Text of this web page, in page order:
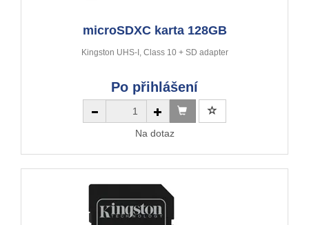
microSDXC karta 128GB
Kingston UHS-I, Class 10 + SD adapter
Po přihlášení
Na dotaz